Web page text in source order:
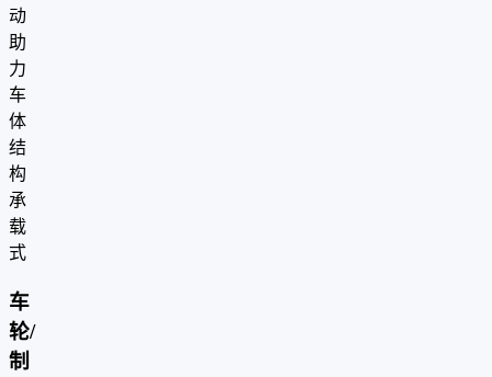
动
助
力
车
体
结
构
承
载
式
车
轮/
制